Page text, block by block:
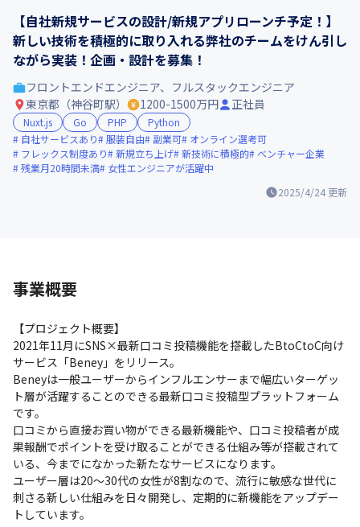
【自社新規サービスの設計/新規アプリローンチ予定！】
新しい技術を積極的に取り入れる弊社のチームをけん引し
ながら実装！企画・設計を募集！
2025/4/24 更新
フロントエンドエンジニア、フルスタックエンジニア
東京都（神谷町駅）
1200-1500万円 正社員
Nuxt.js Go PHP
Python
自社サービスあり
服装自由 副業可
オンライン選考可
フレックス制度あり
新規立ち上げ 新技術に積極的
ベンチャー企業
残業月20時間未満
女性エンジニアが活躍中
事業概要
【プロジェクト概要】
2021年11月にSNS×最新口コミ投稿機能を搭載したBtoCtoC向け
サービス「Beney」をリリース。
Beneyは一般ユーザーからインフルエンサーまで幅広いターゲッ
ト層が活躍することのできる最新口コミ投稿型プラットフォーム
です。
口コミから直接お買い物ができる最新機能や、口コミ投稿者が成
果報酬でポイントを受け取ることができる仕組み等が搭載されて
いる、今までになかった新たなサービスになります。
ユーザー層は20～30代の女性が8割なので、流行に敏感な世代に
刺さる新しい仕組みを日々開発し、定期的に新機能をアップデー
トしています。